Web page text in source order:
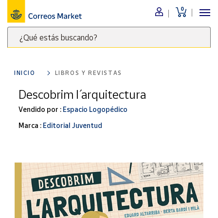
0
¿Qué estás buscando?
clave
para
buscar
productos
Menú
Nuestro
catálogo
Alimentación
Bebidas
Ocio y cultura
Juguetes y
Merchandising
y regalos
Tienda de
Correos
INICIO LIBROS Y REVISTAS
Descobrim l´ arquitectura
Vendido por : Espacio Logopédico
Marca : Editorial Juventud